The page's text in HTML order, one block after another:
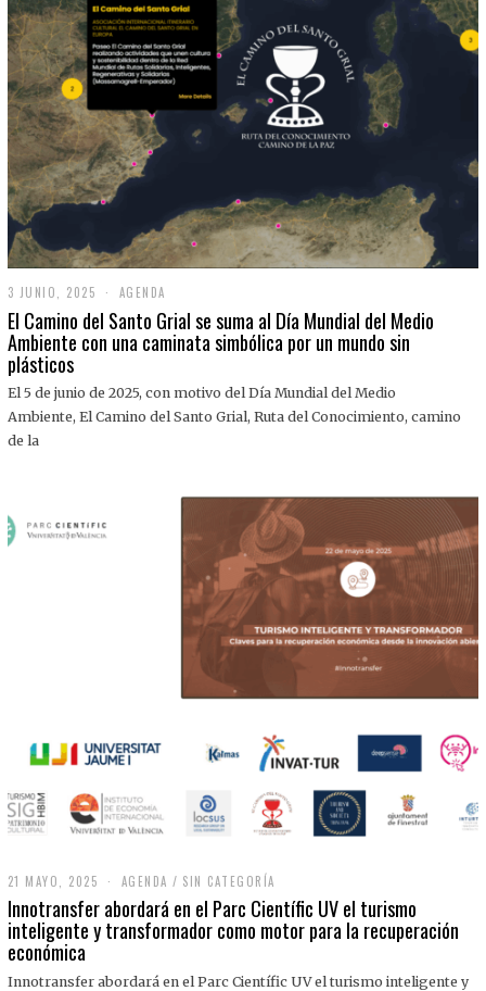
3 JUNIO, 2025
J
U
N
,
0
AGENDA
El Camino del Santo Grial se suma al Día Mundial del Medio
Ambiente con una caminata simbólica por un mundo sin
plásticos
El 5 de junio de 2025, con motivo del Día Mundial del Medio
Ambiente, El Camino del Santo Grial, Ruta del Conocimiento, camino
de la
21 MAYO, 2025
M
A
Y
,
AGENDA / SIN CATEGORÍA
Innotransfer abordará en el Parc Científic UV el turismo
inteligente y transformador como motor para la recuperación
económica
Innotransfer abordará en el Parc Científic UV el turismo inteligente y